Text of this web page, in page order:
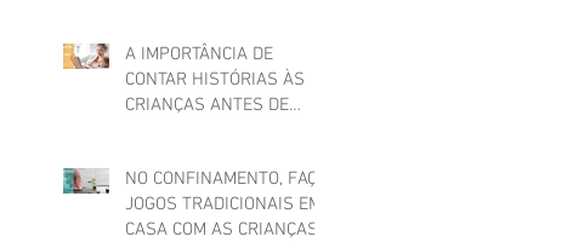
A IMPORTÂNCIA DE
CONTAR HISTÓRIAS ÀS
CRIANÇAS ANTES DE
NO CONFINAMENTO, FAÇA
JOGOS TRADICIONAIS EM
CASA COM AS CRIANÇAS